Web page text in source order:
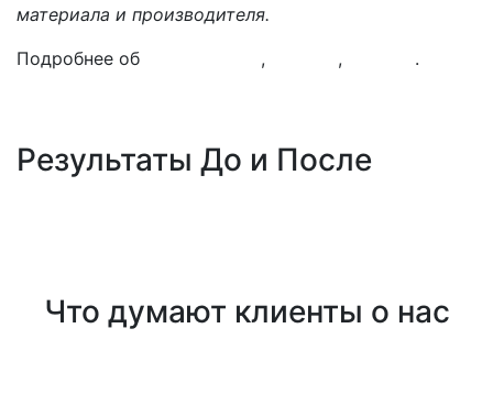
материала и производителя.
Подробнее об
, , .
Результаты До и После
Что думают клиенты о нас